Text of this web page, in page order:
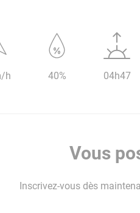
h 40% 04h47
Vous
Inscrivez-vous dès